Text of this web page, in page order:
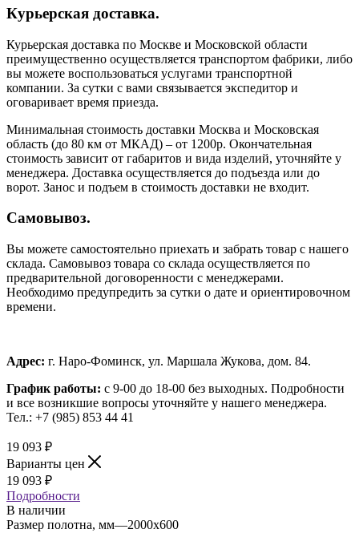
Курьерская доставка.
Курьерская доставка по Москве и Московской области
преимущественно осуществляется транспортом фабрики, либо
вы можете воспользоваться услугами транспортной
компании. За сутки с вами связывается экспедитор и
оговаривает время приезда.
Минимальная стоимость доставки Москва и Московская
область (до 80 км от МКАД) – от 1200р. Окончательная
стоимость зависит от габаритов и вида изделий, уточняйте у
менеджера. Доставка осуществляется до подъезда или до
ворот. Занос и подъем в стоимость доставки не входит.
Самовывоз.
Вы можете самостоятельно приехать и забрать товар с нашего
склада. Самовывоз товара со склада осуществляется по
предварительной договоренности с менеджерами.
Необходимо предупредить за сутки о дате и ориентировочном
времени.
Адрес: г. Наро-Фоминск, ул. Маршала Жукова, дом. 84.
График работы: с 9-00 до 18-00 без выходных. Подробности
и все возникшие вопросы уточняйте у нашего менеджера.
Тел.: +7 (985) 853 44 41
19 093 ₽
Варианты цен
19 093 ₽
Подробности
В наличии
Размер полотна, мм—2000x600